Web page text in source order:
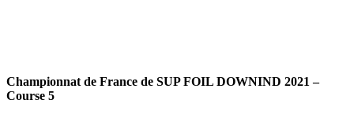
Championnat de France de SUP FOIL DOWNIND 2021 –
Course 5